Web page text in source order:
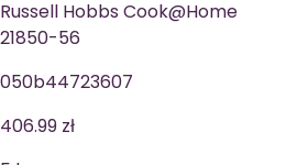
Russell Hobbs Cook@Home
21850-56
050b44723607
406.99 zł